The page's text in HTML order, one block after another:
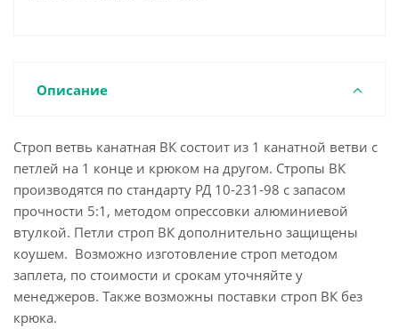
Описание
Строп ветвь канатная ВК состоит из 1 канатной ветви с
петлей на 1 конце и крюком на другом. Стропы ВК
производятся по стандарту РД 10-231-98 с запасом
прочности 5:1, методом опрессовки алюминиевой
втулкой. Петли строп ВК дополнительно защищены
коушем. Возможно изготовление строп методом
заплета, по стоимости и срокам уточняйте у
менеджеров. Также возможны поставки строп ВК без
крюка.